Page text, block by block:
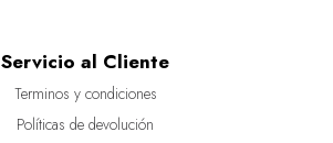
Servicio al Cliente
Terminos y condiciones
Políticas de devolución